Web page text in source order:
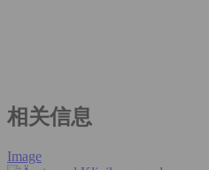
相关信息
Image